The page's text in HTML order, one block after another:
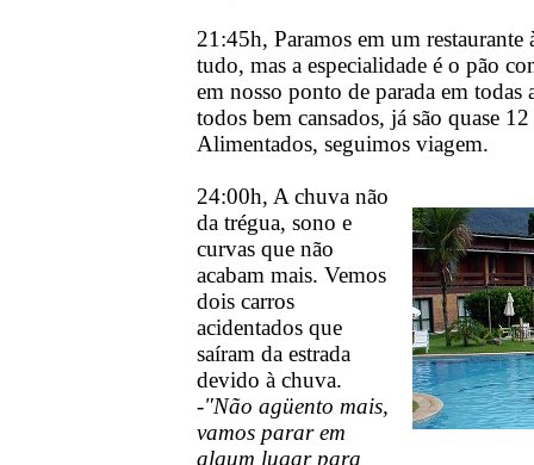
21:45h, Paramos em um
tudo, mas a especialidade é o pão
em nosso ponto de parada em todas
todos bem cansados, já são quase
Alimentados, seguimos viagem.
24:00h, A chuva não
da trégua, sono e
curvas que não
acabam mais. Vemos
dois carros
acidentados que
saíram da estrada
devido à chuva.
-"Não agüento mais,
vamos parar em
algum lugar para